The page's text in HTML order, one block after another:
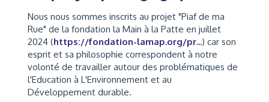
Nous nous sommes inscrits au projet "Piaf de ma
Rue" de la fondation la Main à la Patte en juillet
2024 (https://fondation-lamap.org/pr...) car son
esprit et sa philosophie correspondent à notre
volonté de travailler autour des problématiques de
l'Education à L'Environnement et au
Développement durable.